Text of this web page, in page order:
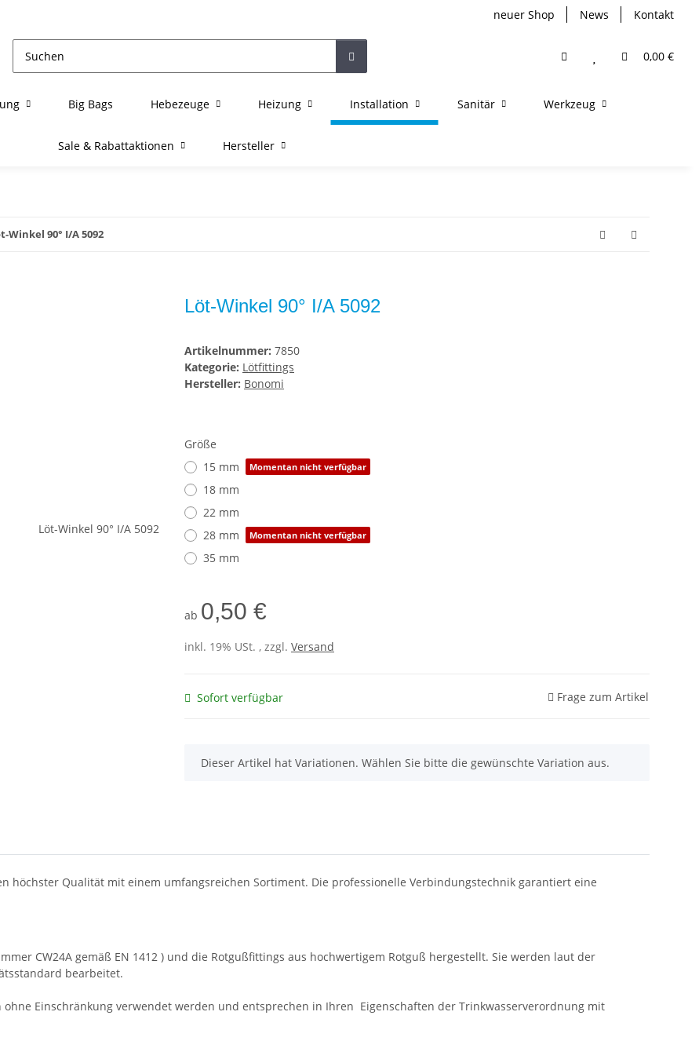
neuer Shop News Kontakt
0,00 €
Big Bags Hebezeuge Heizung Installation Sanitär Werkzeug
Sale & Rabattaktionen Hersteller
Winkel 90° I/A 5092
Löt-Winkel 90° I/A 5092
Artikelnummer: 7850
Kategorie: Lötfittings
Hersteller: Bonomi
Größe
15 mm
Momentan nicht verfügbar
18 mm
22 mm
28 mm
Momentan nicht verfügbar
35 mm
ab 0,50 €
inkl. 19% USt. , zzgl. Versand
Sofort verfügbar Frage zum Artikel
x
Dieser Artikel hat Variationen. Wählen Sie bitte die gewünschte Variation aus.
höchster Qualität mit einem umfangsreichen Sortiment. Die professionelle Verbindungstechnik garantiert eine
CW24A gemäß EN 1412 ) und die Rotgußfittings aus hochwertigem Rotguß hergestellt. Sie werden laut der
bearbeitet.
Einschränkung verwendet werden und entsprechen in Ihren Eigenschaften der Trinkwasserverordnung mit